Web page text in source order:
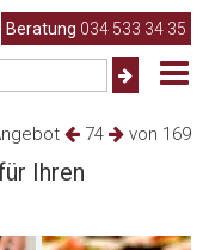
Beratung 034 533 34 35
74 von 169
Ihren